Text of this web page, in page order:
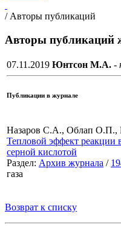
/ Авторы публикаций
Авторы публикаций
07.11.2019 Юнтсон М.А. -
Публикации в журнале
Назаров С.А., Облап
Тепловой эффект реакции
серной кислотой
Раздел: Архив журнала /
газа
Возврат к списку